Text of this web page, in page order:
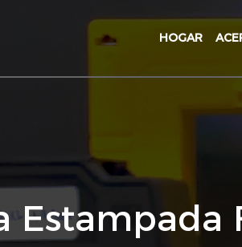
HOGAR
Estampada